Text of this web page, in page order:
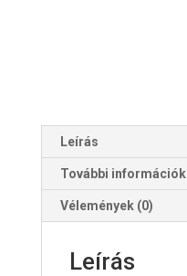
Leírás
További információk
Vélemények (0)
Leírás